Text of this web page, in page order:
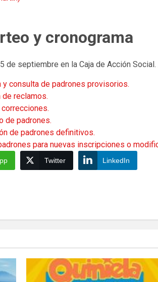
y cronograma
de septiembre en la Caja de Acción
consulta de padrones provisorios.
reclamos.
de padrones.
de padrones definitivos.
para nuevas inscripciones o
Twitter LinkedIn